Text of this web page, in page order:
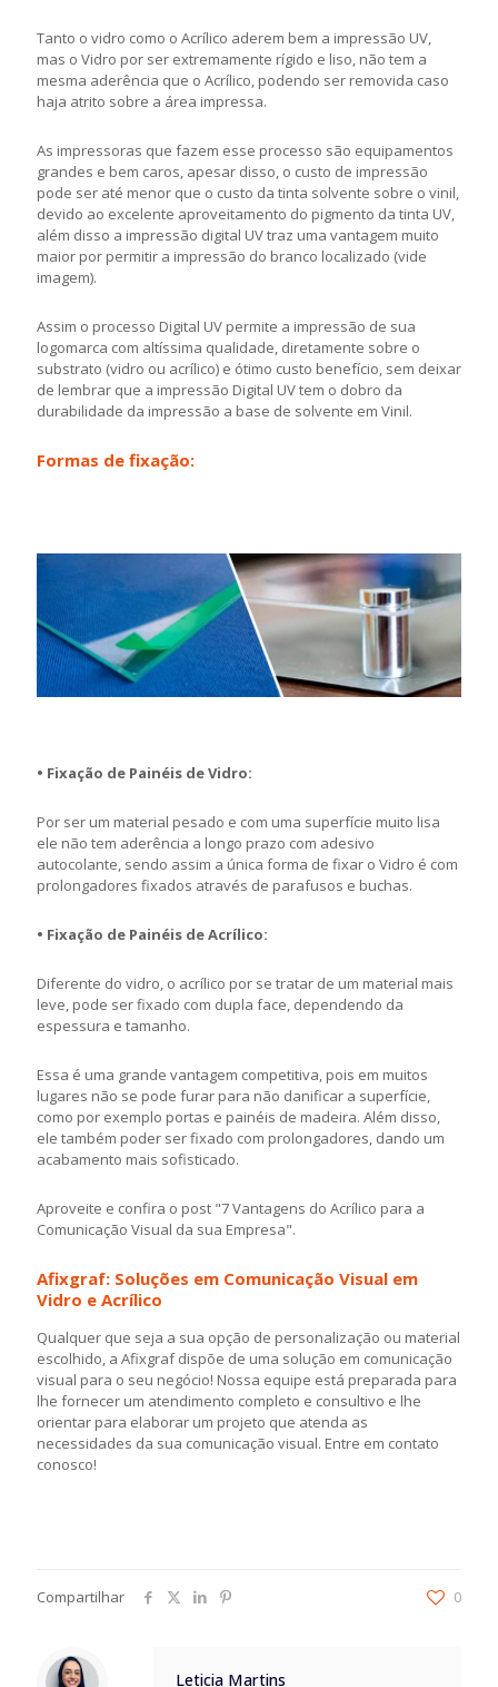
Tanto o vidro como o Acrílico aderem bem a impressão UV,
mas o Vidro por ser extremamente rígido e liso, não tem a
mesma aderência que o Acrílico, podendo ser removida caso
haja atrito sobre a área impressa.
As impressoras que fazem esse processo são equipamentos
grandes e bem caros, apesar disso, o custo de impressão
pode ser até menor que o custo da tinta solvente sobre o vinil,
devido ao excelente aproveitamento do pigmento da tinta UV,
além disso a impressão digital UV traz uma vantagem muito
maior por permitir a impressão do branco localizado (vide
imagem).
Assim o processo Digital UV permite a impressão de sua
logomarca com altíssima qualidade, diretamente sobre o
substrato (vidro ou acrílico) e ótimo custo benefício, sem deixar
de lembrar que a impressão Digital UV tem o dobro da
durabilidade da impressão a base de solvente em Vinil.
Formas de fixação:
• Fixação de Painéis de Vidro:
Por ser um material pesado e com uma superfície muito lisa
ele não tem aderência a longo prazo com adesivo
autocolante, sendo assim a única forma de fixar o Vidro é com
prolongadores fixados através de parafusos e buchas.
• Fixação de Painéis de Acrílico:
Diferente do vidro, o acrílico por se tratar de um material mais
leve, pode ser fixado com dupla face, dependendo da
espessura e tamanho.
Essa é uma grande vantagem competitiva, pois em muitos
lugares não se pode furar para não danificar a superfície,
como por exemplo portas e painéis de madeira. Além disso,
ele também poder ser fixado com prolongadores, dando um
acabamento mais sofisticado.
Aproveite e confira o post "7 Vantagens do Acrílico para a
Comunicação Visual da sua Empresa".
Afixgraf: Soluções em Comunicação Visual em
Vidro e Acrílico
Qualquer que seja a sua opção de personalização ou material
escolhido, a Afixgraf dispõe de uma solução em comunicação
visual para o seu negócio! Nossa equipe está preparada para
lhe fornecer um atendimento completo e consultivo e lhe
orientar para elaborar um projeto que atenda as
necessidades da sua comunicação visual. Entre em contato
conosco!
Compartilhar 0
Leticia Martins